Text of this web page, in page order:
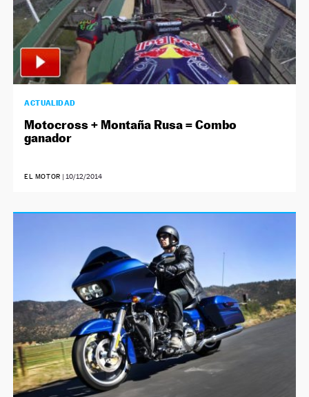
NEWSLETTER
ACTUALIDAD
Motocross + Montaña Rusa = Combo
ganador
EL MOTOR | 10/12/2014